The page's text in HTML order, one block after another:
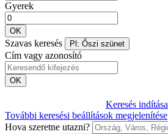
Gyerek
OK
Szavas keresés Pl: Őszi szünet
Cím vagy azonosító
OK
Keresés indítása
További keresési beállítások megjelenítése
Hova szeretne utazni?